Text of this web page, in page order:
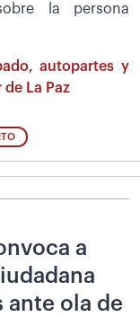
la persona
autopartes y
La Paz
a
ante ola de